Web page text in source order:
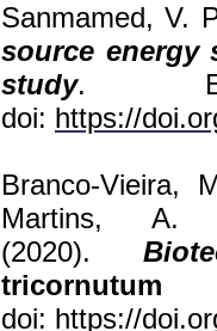
Sanmamed, V.
source energy
study.
doi: https://
Branco-
Martins,
(2020).
doi: https://